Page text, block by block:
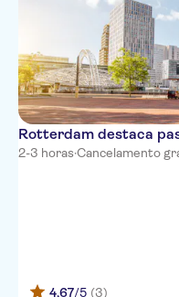
Rotterdam destaca
2-3 horas·Cancelamento
4,67/5 (3)